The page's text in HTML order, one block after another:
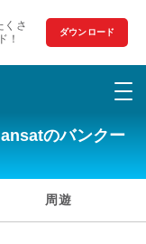
くさ
！
ダウンロード
のバンクー
周遊